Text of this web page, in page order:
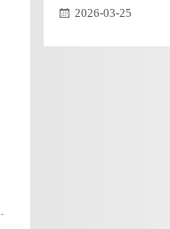
2026-03-25